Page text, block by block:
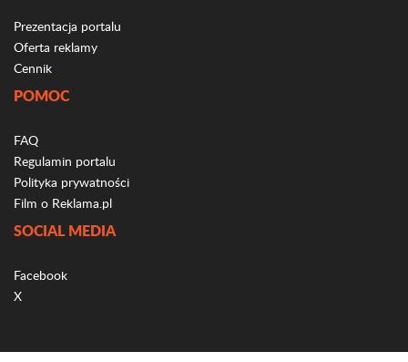
Prezentacja portalu
Oferta reklamy
Cennik
POMOC
FAQ
Regulamin portalu
Polityka prywatności
Film o Reklama.pl
SOCIAL MEDIA
Facebook
X